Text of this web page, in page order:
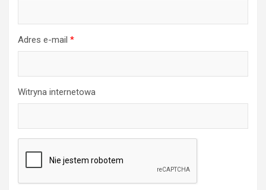
Adres e-mail *
Witryna internetowa